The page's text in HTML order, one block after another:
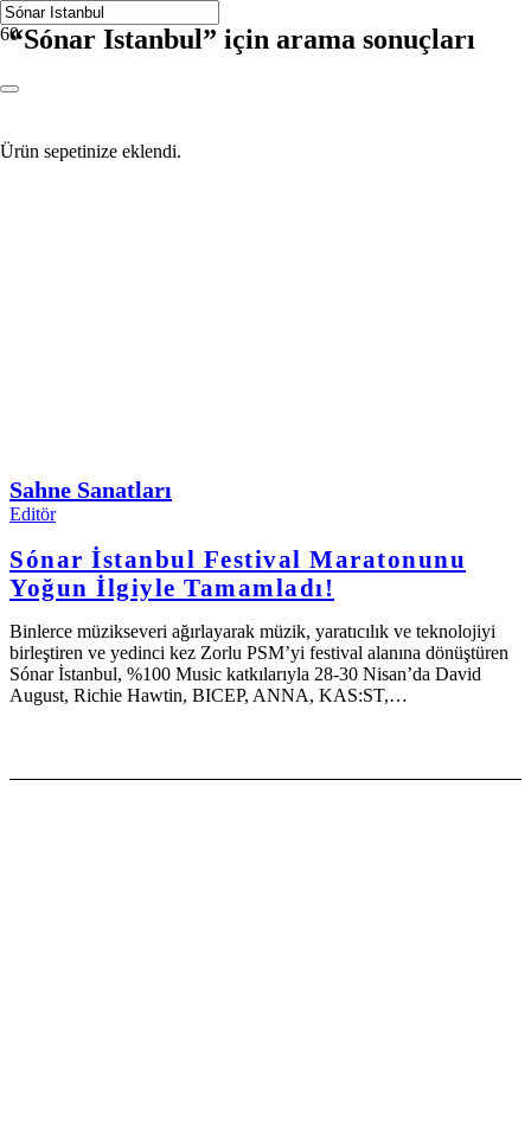
Ürün sepetinize eklendi.
“Sónar Istanbul” için arama sonuçları
Sahne Sanatları
Editör
Sónar İstanbul Festival Maratonunu
Yoğun İlgiyle Tamamladı!
Binlerce müzikseveri ağırlayarak müzik, yaratıcılık ve teknolojiyi
birleştiren ve yedinci kez Zorlu PSM’yi festival alanına dönüştüren
Sónar İstanbul, %100 Music katkılarıyla 28-30 Nisan’da David
August, Richie Hawtin, BICEP, ANNA, KAS:ST,…